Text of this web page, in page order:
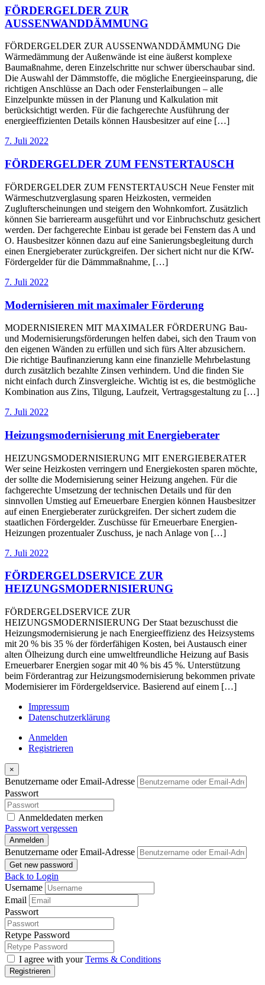
FÖRDERGELDER ZUR
AUSSENWANDDÄMMUNG
FÖRDERGELDER ZUR AUSSENWANDDÄMMUNG Die
Wärmedämmung der Außenwände ist eine äußerst komplexe
Baumaßnahme, deren Einzelschritte nur schwer überschaubar sind.
Die Auswahl der Dämmstoffe, die mögliche Energieeinsparung, die
richtigen Anschlüsse an Dach oder Fensterlaibungen – alle
Einzelpunkte müssen in der Planung und Kalkulation mit
berücksichtigt werden. Für die fachgerechte Ausführung der
energieeffizienten Details können Hausbesitzer auf eine […]
7. Juli 2022
FÖRDERGELDER ZUM FENSTERTAUSCH
FÖRDERGELDER ZUM FENSTERTAUSCH Neue Fenster mit
Wärmeschutzverglasung sparen Heizkosten, vermeiden
Zuglufterscheinungen und steigern den Wohnkomfort. Zusätzlich
können Sie barrierearm ausgeführt und vor Einbruchschutz gesichert
werden. Der fachgerechte Einbau ist gerade bei Fenstern das A und
O. Hausbesitzer können dazu auf eine Sanierungsbegleitung durch
einen Energieberater zurückgreifen. Der sichert nicht nur die KfW-
Fördergelder für die Dämmmaßnahme, […]
7. Juli 2022
Modernisieren mit maximaler Förderung
MODERNISIEREN MIT MAXIMALER FÖRDERUNG Bau-
und Modernisierungsförderungen helfen dabei, sich den Traum von
den eigenen Wänden zu erfüllen und sich fürs Alter abzusichern.
Die richtige Baufinanzierung kann eine finanzielle Mehrbelastung
durch zusätzlich bezahlte Zinsen verhindern. Und die finden Sie
nicht einfach durch Zinsvergleiche. Wichtig ist es, die bestmögliche
Kombination aus Zins, Tilgung, Laufzeit, Vertragsgestaltung zu […]
7. Juli 2022
Heizungsmodernisierung mit Energieberater
HEIZUNGSMODERNISIERUNG MIT ENERGIEBERATER
Wer seine Heizkosten verringern und Energiekosten sparen möchte,
der sollte die Modernisierung seiner Heizung angehen. Für die
fachgerechte Umsetzung der technischen Details und für den
sinnvollen Umstieg auf Erneuerbare Energien können Hausbesitzer
auf einen Energieberater zurückgreifen. Der sichert zudem die
staatlichen Fördergelder. Zuschüsse für Erneuerbare Energien-
Heizungen prozentualer Zuschuss, je nach Anlage von […]
7. Juli 2022
FÖRDERGELDSERVICE ZUR
HEIZUNGSMODERNISIERUNG
FÖRDERGELDSERVICE ZUR
HEIZUNGSMODERNISIERUNG Der Staat bezuschusst die
Heizungsmodernisierung je nach Energieeffizienz des Heizsystems
mit 20 % bis 35 % der förderfähigen Kosten, bei Austausch einer
alten Ölheizung durch eine umweltfreundliche Heizung auf Basis
Erneuerbarer Energien sogar mit 40 % bis 45 %. Unterstützung
beim Förderantrag zur Heizungsmodernisierung bekommen private
Modernisierer im Fördergeldservice. Basierend auf einem […]
Impressum
Datenschutzerklärung
Anmelden
Registrieren
×
Benutzername oder Email-Adresse
Passwort
Anmeldedaten merken
Passwort vergessen
Anmelden
Benutzername oder Email-Adresse
Get new password
Back to Login
Username
Email
Passwort
Retype Password
I agree with yourTerms & Conditions
Registrieren